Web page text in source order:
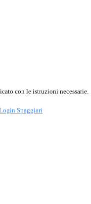
con le istruzioni necessarie.
Spaggiari